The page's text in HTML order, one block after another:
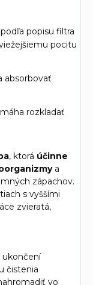
popisu filtra
pocitu
absorbovať
rozkladať
, ktorá účinne
a
zápachov.
s vyššími
zvieratá,
ukončení
čistenia
vo